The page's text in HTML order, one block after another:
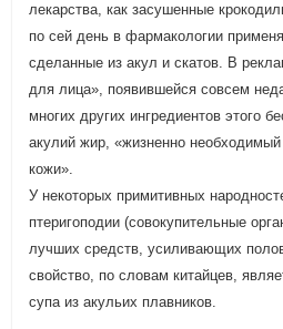
лекарства, как засушенные
по сей день в фармакологии
сделанные из акул и скатов. В
для лица», появившейся совсем
многих других ингредиентов этого
акулий жир, «жизненно
кожи».
У некоторых примитивных
птеригоподии (совокупительные
лучших средств, усиливающих
свойство, по словам китайцев,
супа из акульих плавников.